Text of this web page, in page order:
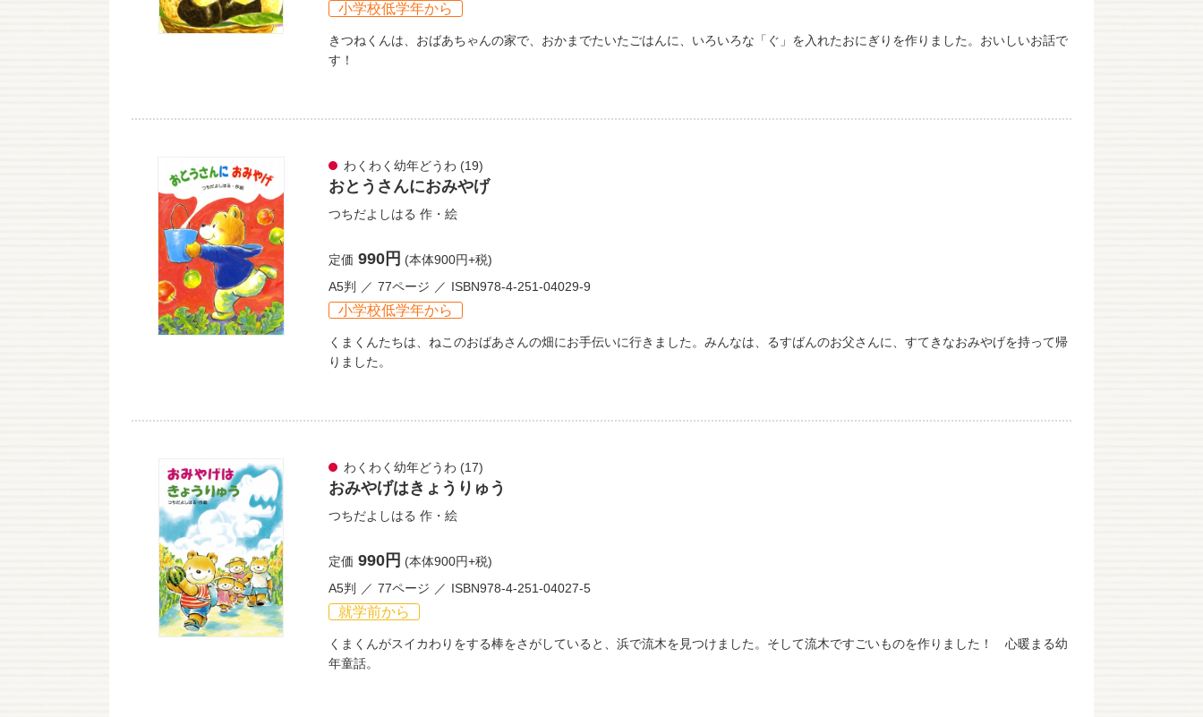
小学校低学年から
きつねくんは、おばあちゃんの家で、おかまでたいたごはんに、いろいろな「ぐ」を入れたおにぎりを作りました。おいしいお話で
す！
わくわく幼年どうわ (19)
おとうさんにおみやげ
つちだよしはる 作・絵
定価 990円 (本体900円+税)
A5判
77ページ ISBN978-4-251-04029-9
小学校低学年から
くまくんたちは、ねこのおばあさんの畑にお手伝いに行きました。みんなは、るすばんのお父さんに、すてきなおみやげを持って帰
りました。
わくわく幼年どうわ (17)
おみやげはきょうりゅう
つちだよしはる 作・絵
定価 990円 (本体900円+税)
A5判
77ページ ISBN978-4-251-04027-5
就学前から
くまくんがスイカわりをする棒をさがしていると、浜で流木を見つけました。そして流木ですごいものを作りました！ 心暖まる幼
年童話。